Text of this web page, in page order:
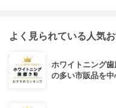
よく見られている人気
ホワイトニング
の多い市販品を中